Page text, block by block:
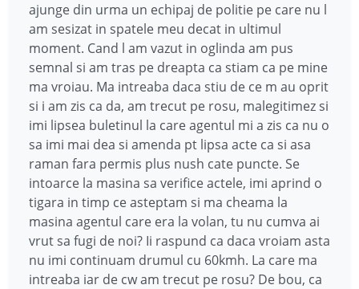
ajunge din urma un echipaj de politie pe care nu l
am sesizat in spatele meu decat in ultimul
moment. Cand l am vazut in oglinda am pus
semnal si am tras pe dreapta ca stiam ca pe mine
ma vroiau. Ma intreaba daca stiu de ce m au oprit
si i am zis ca da, am trecut pe rosu, malegitimez si
imi lipsea buletinul la care agentul mi a zis ca nu o
sa imi mai dea si amenda pt lipsa acte ca si asa
raman fara permis plus nush cate puncte. Se
intoarce la masina sa verifice actele, imi aprind o
tigara in timp ce asteptam si ma cheama la
masina agentul care era la volan, tu nu cumva ai
vrut sa fugi de noi? Ii raspund ca daca vroiam asta
nu imi continuam drumul cu 60kmh. La care ma
intreaba iar de cw am trecut pe rosu? De bou, ca